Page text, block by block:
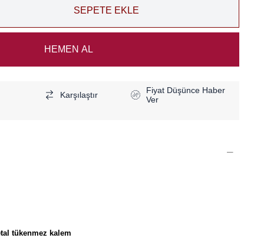
Karşılaştır
Fiyat Düşünce Haber
Ver
tükenmez kalem